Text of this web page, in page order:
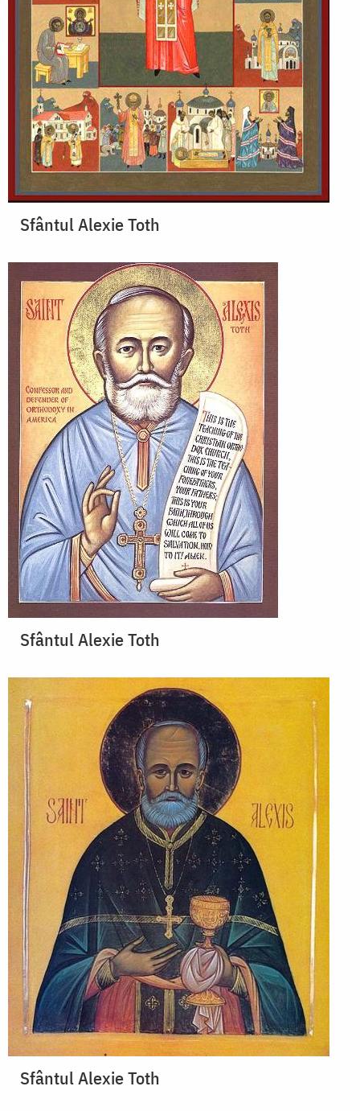
Sfântul Alexie Toth
Sfântul Alexie Toth
Sfântul Alexie Toth